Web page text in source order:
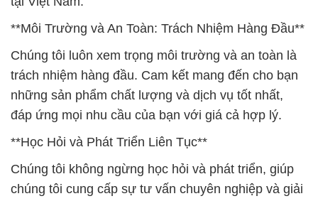
**Môi Trường và An Toàn: Trách Nhiệm Hàng Đầu**
Chúng tôi luôn xem trọng môi trường và an toàn là
trách nhiệm hàng đầu. Cam kết mang đến cho bạn
những sản phẩm chất lượng và dịch vụ tốt nhất,
đáp ứng mọi nhu cầu của bạn với giá cả hợp lý.
**Học Hỏi và Phát Triển Liên Tục**
Chúng tôi không ngừng học hỏi và phát triển, giúp
chúng tôi cung cấp sự tư vấn chuyên nghiệp và giải